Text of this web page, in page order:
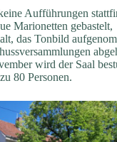
Aufführungen
Marionetten gebastelt,
das Tonbild
wird der Saal
80 Personen.